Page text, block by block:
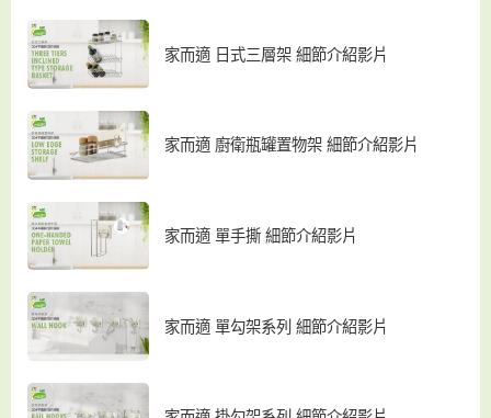
家而適 日式三層架 細節介紹影片
家而適 廚衛瓶罐置物架 細節介紹影片
家而適 單手撕 細節介紹影片
家而適 單勾架系列 細節介紹影片